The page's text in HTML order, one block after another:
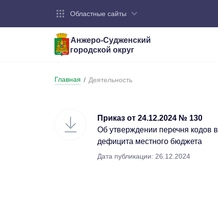
Областные сайты
Анжеро-Судженский
городской округ
Бюджет
Главная / Деятельность
Приказ от 24.12.2024 № 130
Об утверждении перечня кодов
дефицита местного бюджета
Дата публикации: 26.12.2024